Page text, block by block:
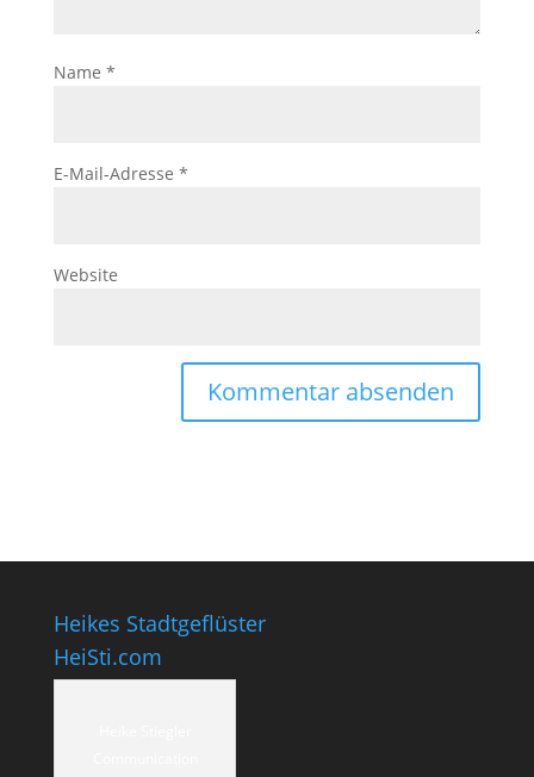
Name *
E-Mail-Adresse *
Website
Heikes Stadtgeflüster
HeiSti.com